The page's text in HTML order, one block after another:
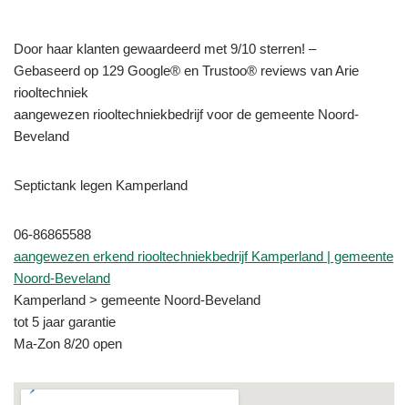
Door haar klanten gewaardeerd met 9/10 sterren! –
Gebaseerd op 129 Google® en Trustoo® reviews van Arie
riooltechniek
aangewezen riooltechniekbedrijf voor de gemeente Noord-
Beveland
Septictank legen Kamperland
06-86865588
aangewezen erkend riooltechniekbedrijf Kamperland | gemeente
Noord-Beveland
Kamperland > gemeente Noord-Beveland
tot 5 jaar garantie
Ma-Zon 8/20 open